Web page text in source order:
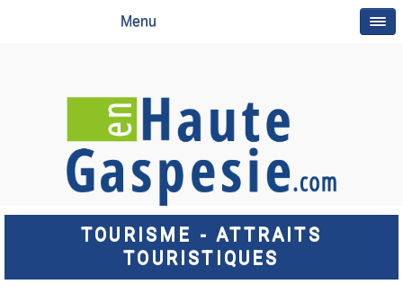
Menu
TOURISME - ATTRAITS
TOURISTIQUES